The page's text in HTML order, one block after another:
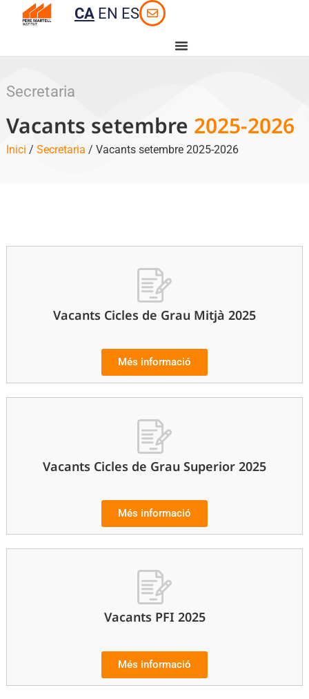
CA EN ES
Secretaria
Vacants setembre 2025-2026
Inici / Secretaria / Vacants setembre 2025-2026
Vacants Cicles de Grau Mitjà 2025
Més informació
Vacants Cicles de Grau Superior 2025
Més informació
Vacants PFI 2025
Més informació